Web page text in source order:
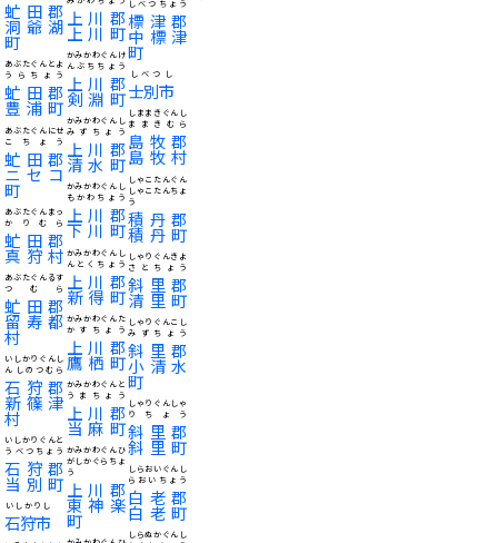
虻田郡
洞爺湖
町
虻田郡
豊浦町
あぶたぐんとよ
うらちょう
虻田郡
ニセコ
町
あぶたぐんにせ
こちょう
虻田郡
真狩村
あぶたぐんまっ
かりむら
虻田郡
留寿都
村
あぶたぐんるす
つむら
石狩郡
新篠津
村
いしかりぐんし
んしのつむら
石狩郡
当別町
いしかりぐんと
うべつちょう
石狩市
いしかりし
上川郡
上川町
上川郡
剣淵町
かみかわぐんけ
んぶちちょう
上川郡
清水町
かみかわぐんし
みずちょう
上川郡
下川町
かみかわぐんし
もかわちょう
上川郡
新得町
かみかわぐんし
んとくちょう
上川郡
鷹栖町
かみかわぐんた
かすちょう
上川郡
当麻町
かみかわぐんと
うまちょう
上川郡
東神楽
町
かみかわぐんひ
がしかぐらちょ
う
標津郡
中標津
町
しべつちょう
士別市
しべつし
島牧郡
島牧村
しままきぐんし
ままきむら
積丹郡
積丹町
しゃこたんぐん
しゃこたんちょ
う
斜里郡
清里町
しゃりぐんきよ
さとちょう
斜里郡
小清水
町
しゃりぐんこし
みずちょう
斜里郡
斜里町
しゃりぐんしゃ
りちょう
白老郡
白老町
しらおいぐんし
らおいちょう
しらぬかぐんし